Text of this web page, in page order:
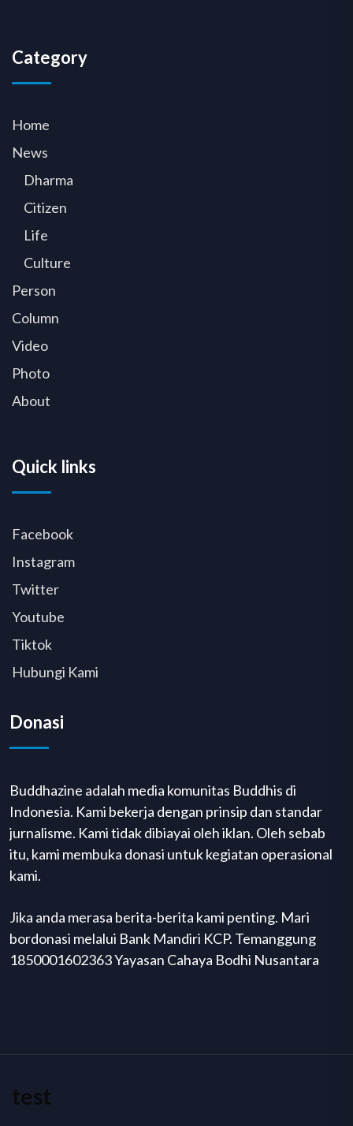
Category
Home
News
Dharma
Citizen
Life
Culture
Person
Column
Video
Photo
About
Quick links
Facebook
Instagram
Twitter
Youtube
Tiktok
Hubungi Kami
Donasi
Buddhazine adalah media komunitas Buddhis di
Indonesia. Kami bekerja dengan prinsip dan standar
jurnalisme. Kami tidak dibiayai oleh iklan. Oleh sebab
itu, kami membuka donasi untuk kegiatan operasional
kami.
Jika anda merasa berita-berita kami penting. Mari
bordonasi melalui Bank Mandiri KCP. Temanggung
1850001602363 Yayasan Cahaya Bodhi Nusantara
test